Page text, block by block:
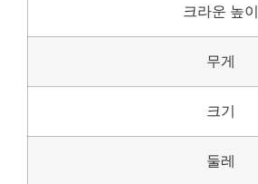
크라운 높이
무게
크기
둘레